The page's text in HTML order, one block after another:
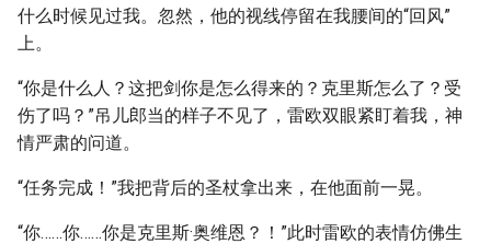
什么时候见过我。忽然，他的视线停留在我腰间的“回风”
上。
“你是什么人？这把剑你是怎么得来的？克里斯怎么了？受
伤了吗？”吊儿郎当的样子不见了，雷欧双眼紧盯着我，神
情严肃的问道。
“任务完成！”我把背后的圣杖拿出来，在他面前一晃。
“你……你……你是克里斯·奥维恩？！”此时雷欧的表情仿佛生